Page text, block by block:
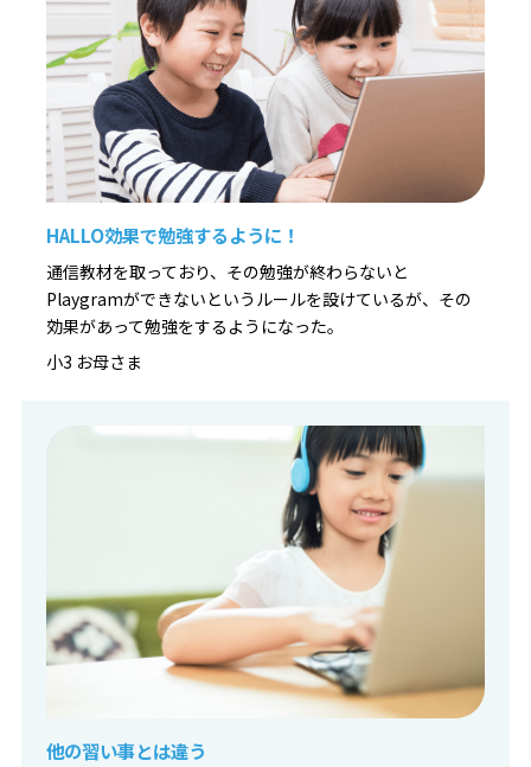
HALLO効果で勉強するように！
通信教材を取っており、その勉強が終わらないと
Playgramができないというルールを設けているが、その
効果があって勉強をするようになった。
小3 お母さま
他の習い事とは違う